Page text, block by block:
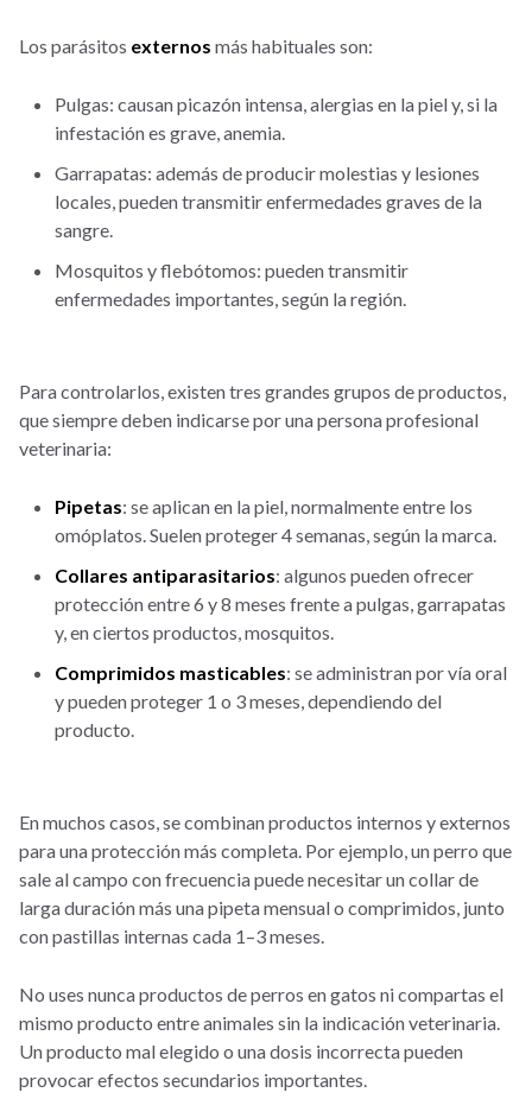
Los parásitos externos más habituales son:
Pulgas: causan picazón intensa, alergias en la piel y, si la
infestación es grave, anemia.
Garrapatas: además de producir molestias y lesiones
locales, pueden transmitir enfermedades graves de la
sangre.
Mosquitos y flebótomos: pueden transmitir
enfermedades importantes, según la región.
Para controlarlos, existen tres grandes grupos de productos,
que siempre deben indicarse por una persona profesional
veterinaria:
Pipetas: se aplican en la piel, normalmente entre los
omóplatos. Suelen proteger 4 semanas, según la marca.
Collares antiparasitarios: algunos pueden ofrecer
protección entre 6 y 8 meses frente a pulgas, garrapatas
y, en ciertos productos, mosquitos.
Comprimidos masticables: se administran por vía oral
y pueden proteger 1 o 3 meses, dependiendo del
producto.
En muchos casos, se combinan productos internos y externos
para una protección más completa. Por ejemplo, un perro que
sale al campo con frecuencia puede necesitar un collar de
larga duración más una pipeta mensual o comprimidos, junto
con pastillas internas cada 1–3 meses.
No uses nunca productos de perros en gatos ni compartas el
mismo producto entre animales sin la indicación veterinaria.
Un producto mal elegido o una dosis incorrecta pueden
provocar efectos secundarios importantes.